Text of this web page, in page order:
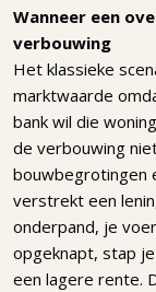
Wanneer een
verbouwing
Het klassieke
marktwaarde
bank wil die
de verbouwing
bouwbegrotingen
verstrekt een
onderpand, je
opgeknapt, stap
een lagere rente.